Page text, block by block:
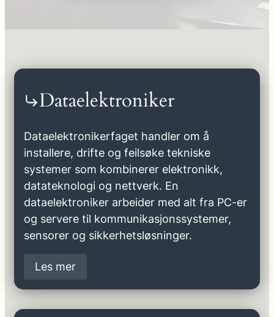
Dataelektroniker
Dataelektronikerfaget handler om å
installere, drifte og feilsøke tekniske
systemer som kombinerer elektronikk,
datateknologi og nettverk. En
dataelektroniker arbeider med alt fra PC-er
og servere til kommunikasjonssystemer,
sensorer og sikkerhetsløsninger.
Les mer